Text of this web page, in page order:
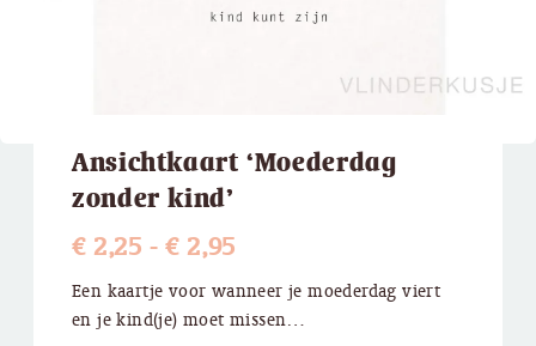
Ansichtkaart ‘Moederdag
zonder kind’
€2,25 - €2,95Prijsklasse:
€ 2,25
tot
Een kaartje voor wanneer je moederdag viert
en je kind(je) moet missen…